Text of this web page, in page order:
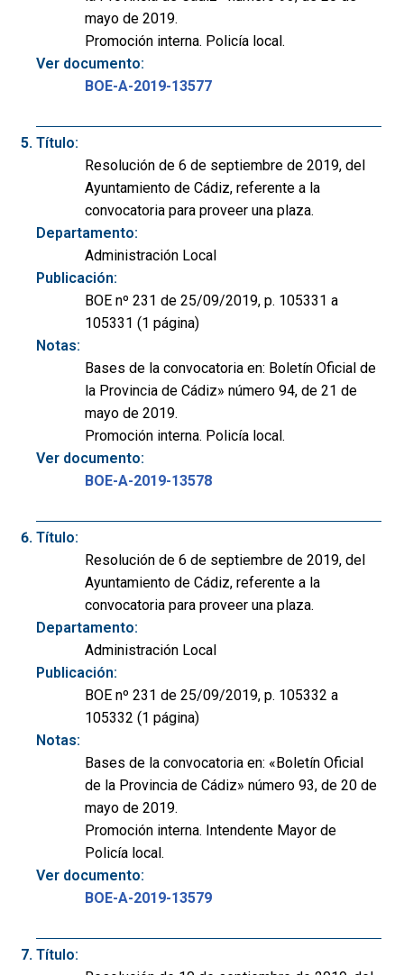
mayo de 2019.
Promoción interna. Policía local.
Ver documento:
BOE-A-2019-13577
Título:
Resolución de 6 de septiembre de 2019, del
Ayuntamiento de Cádiz, referente a la
convocatoria para proveer una plaza.
Departamento:
Administración Local
Publicación:
BOE nº 231 de 25/09/2019, p. 105331 a
105331 (1 página)
Notas:
Bases de la convocatoria en: Boletín Oficial de
la Provincia de Cádiz» número 94, de 21 de
mayo de 2019.
Promoción interna. Policía local.
Ver documento:
BOE-A-2019-13578
Título:
Resolución de 6 de septiembre de 2019, del
Ayuntamiento de Cádiz, referente a la
convocatoria para proveer una plaza.
Departamento:
Administración Local
Publicación:
BOE nº 231 de 25/09/2019, p. 105332 a
105332 (1 página)
Notas:
Bases de la convocatoria en: «Boletín Oficial
de la Provincia de Cádiz» número 93, de 20 de
mayo de 2019.
Promoción interna. Intendente Mayor de
Policía local.
Ver documento:
BOE-A-2019-13579
Título: